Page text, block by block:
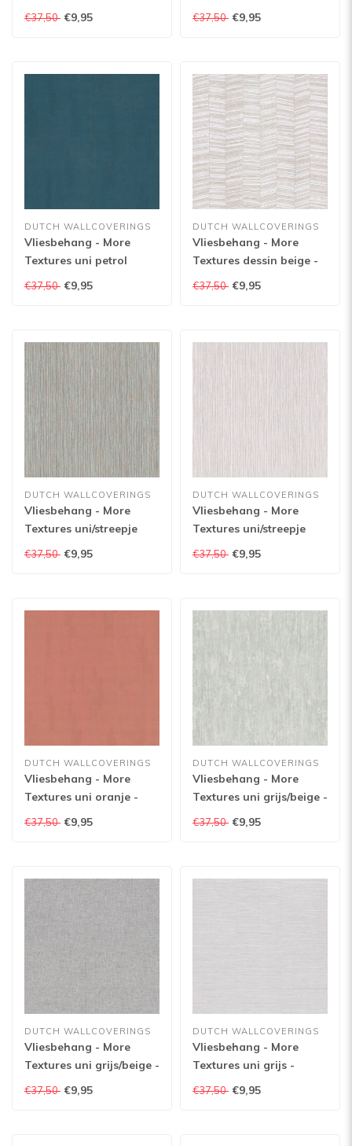
MO1204
€37,50 €9,95 €37,50 €9,95
DUTCH WALLCOVERINGS
Vliesbehang - More
Textures uni petrol
glitter - MO1012
€37,50 €9,95
DUTCH WALLCOVERINGS
Vliesbehang - More
Textures dessin beige -
MO1503
€37,50 €9,95
DUTCH WALLCOVERINGS
Vliesbehang - More
Textures uni/streepje
bruin - MO1407
€37,50 €9,95
DUTCH WALLCOVERINGS
Vliesbehang - More
Textures uni/streepje
beige - MO1405
€37,50 €9,95
DUTCH WALLCOVERINGS
Vliesbehang - More
Textures uni oranje -
MO1017
€37,50 €9,95
DUTCH WALLCOVERINGS
Vliesbehang - More
Textures uni grijs/beige -
MO1601
€37,50 €9,95
DUTCH WALLCOVERINGS
Vliesbehang - More
Textures uni grijs/beige -
MO1305
€37,50 €9,95
DUTCH WALLCOVERINGS
Vliesbehang - More
Textures uni grijs -
MO1102
€37,50 €9,95